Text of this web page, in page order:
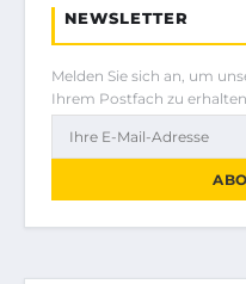
NEWSLETTER
Melden Sie sich an, um
Ihrem Postfach zu